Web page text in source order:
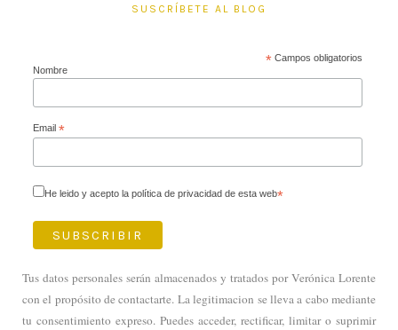
SUSCRÍBETE AL BLOG
*Campos obligatorios
Nombre
Email *
He leido y acepto la política de privacidad de esta web*
Tus datos personales serán almacenados y tratados por Verónica Lorente
con el propósito de contactarte. La legitimacion se lleva a cabo mediante
tu consentimiento expreso. Puedes acceder, rectificar, limitar o suprimir